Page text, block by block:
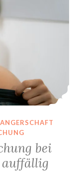
bei
auffällig